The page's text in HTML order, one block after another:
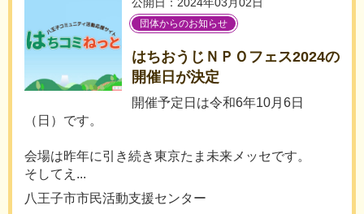
団体からのお知らせ
はちおうじＮＰＯフェス2024の
開催日が決定
開催予定日は令和6年10月6日
（日）です。
会場は昨年に引き続き東京たま未来メッセです。
そしてえ...
八王子市市民活動支援センター